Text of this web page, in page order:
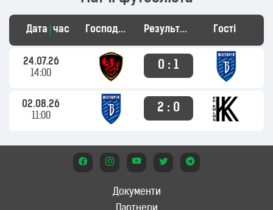
Дата час Господарі Результат Гості
24.07.26
14:00
0 : 1
02.08.26
11:00
2 : 0
Документи